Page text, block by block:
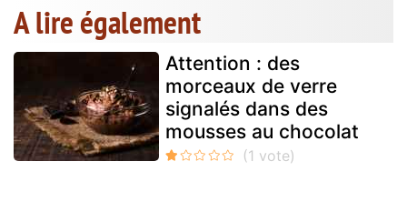
A lire également
Attention : des
morceaux de verre
signalés dans des
mousses au chocolat